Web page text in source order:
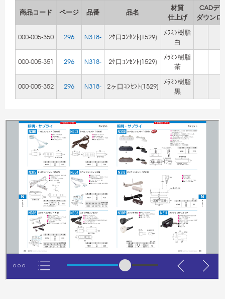
商品コード ページ 品番 品名
材質
仕上げ
CADデ
ダウンロ
000-005-350 296 N318- 2ｹ口ｺﾝｾﾝﾄ(1529)
ﾒﾗﾐﾝ樹脂
白
000-005-351 296 N318- 2ｹ口ｺﾝｾﾝﾄ(1529)
ﾒﾗﾐﾝ樹脂
茶
000-005-352 296 N318- 2ヶ口ｺﾝｾﾝﾄ(1529)
ﾒﾗﾐﾝ樹脂
黒